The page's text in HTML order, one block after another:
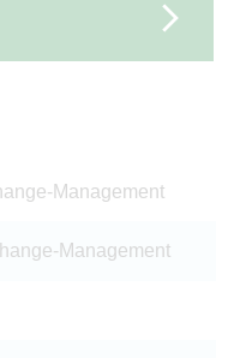
Management
Management